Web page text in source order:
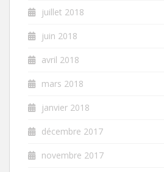
juillet 2018
juin 2018
avril 2018
mars 2018
janvier 2018
décembre 2017
novembre 2017